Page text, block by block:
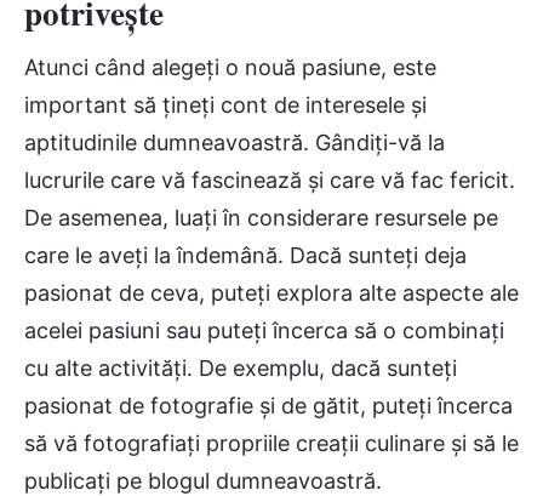
potrivește
Atunci când alegeți o nouă pasiune, este
important să țineți cont de interesele și
aptitudinile dumneavoastră. Gândiți-vă la
lucrurile care vă fascinează și care vă fac fericit.
De asemenea, luați în considerare resursele pe
care le aveți la îndemână. Dacă sunteți deja
pasionat de ceva, puteți explora alte aspecte ale
acelei pasiuni sau puteți încerca să o combinați
cu alte activități. De exemplu, dacă sunteți
pasionat de fotografie și de gătit, puteți încerca
să vă fotografiați propriile creații culinare și să le
publicați pe blogul dumneavoastră.